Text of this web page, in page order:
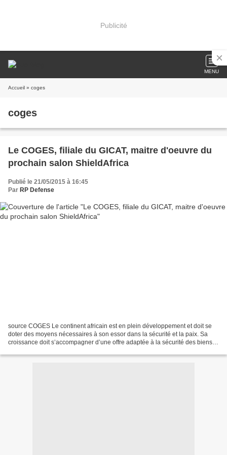
Publicité
MENU
Accueil » coges
coges
Le COGES, filiale du GICAT, maitre d'oeuvre du
prochain salon ShieldAfrica
Publié le 21/05/2015 à 16:45
Par RP Defense
source COGES Le continent africain est en plein développement et doit se
doter des moyens nécessaires à son essor dans la sécurité et la paix. Sa
croissance doit s’accompagner d’une offre adaptée à la sécurité des biens et